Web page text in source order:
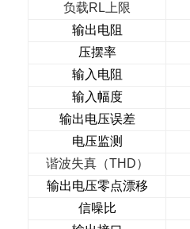
负载R L 上限
输出电阻
压摆率
输入电阻
输入幅度
输出电压误差
电压监测
谐波失真（THD）
输出电压零点漂移
信噪比